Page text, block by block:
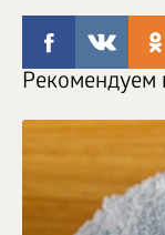
Рекомендуем